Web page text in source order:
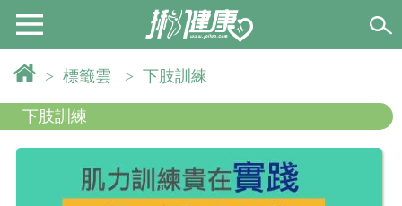
> 標籤雲 > 下肢訓練
下肢訓練